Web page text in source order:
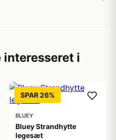
interesseret i
SPAR 26%
BLUEY
Bluey Strandhytte
legesæt